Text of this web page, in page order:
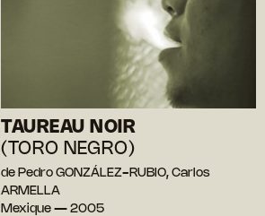
TAUREAU NOIR
(TORO NEGRO)
de Pedro GONZÁLEZ-RUBIO, Carlos
ARMELLA
Mexique — 2005